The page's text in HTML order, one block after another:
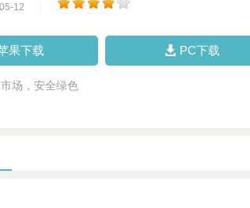
12
果下载 PC下载
场，安全绿色